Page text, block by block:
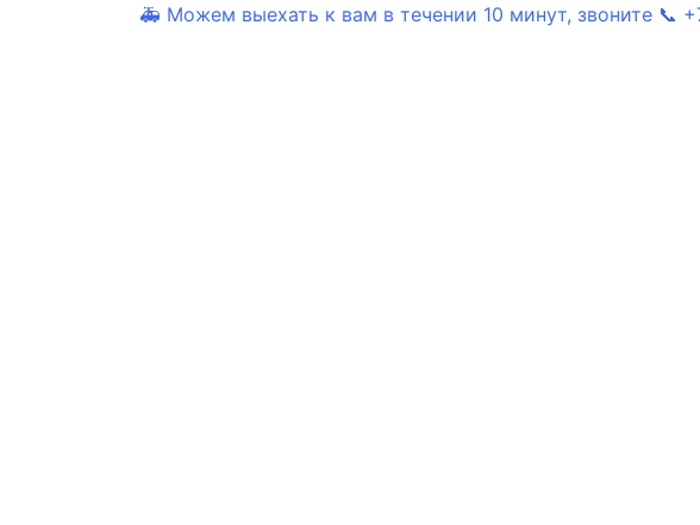
🚑 Можем выехать к вам в течении 10 минут, звоните 📞